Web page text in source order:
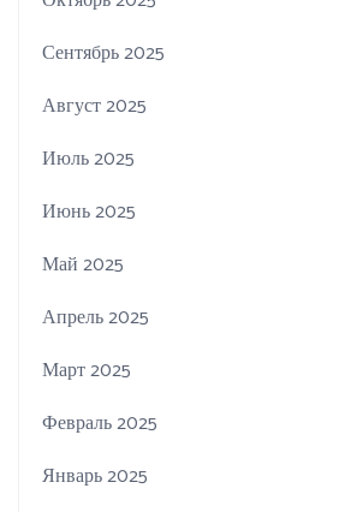
Сентябрь 2025
Август 2025
Июль 2025
Июнь 2025
Май 2025
Апрель 2025
Март 2025
Февраль 2025
Январь 2025